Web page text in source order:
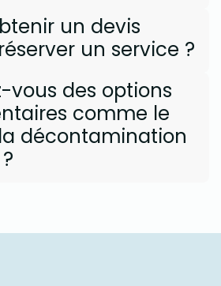
un devis
un service ?
vous des options
comme le
décontamination